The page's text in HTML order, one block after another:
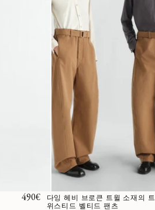
정가
490€
다잉 헤비 브로큰 트윌 소재의 트
위스티드 벨티드 팬츠